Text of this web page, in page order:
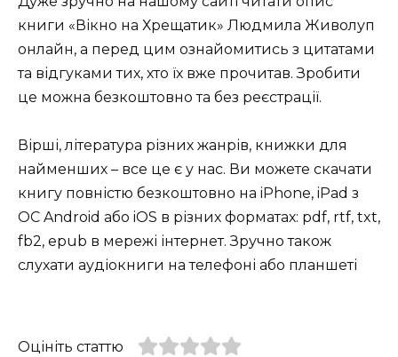
книги «Вікно на Хрещатик» Людмила Живолуп
онлайн, а перед цим ознайомитись з цитатами
та відгуками тих, хто їх вже прочитав. Зробити
це можна безкоштовно та без реєстрації.
Вірші, література різних жанрів, книжки для
найменших – все це є у нас. Ви можете скачати
книгу повністю безкоштовно на iPhone, iPad з
ОС Android або iOS в різних форматах: pdf, rtf, txt,
fb2, epub в мережі інтернет. Зручно також
слухати аудіокниги на телефоні або планшеті
Оцініть статтю